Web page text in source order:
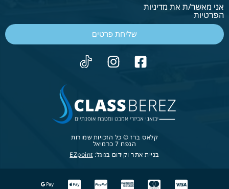
אני מאשר/ת את מדיניות
הפרטיות
שליחת פרטים
קלאס ברז © כל הזכויות שמורות
הנפח 7 כרמיאל
בניית אתר וקידום בגוגל: EZpoint